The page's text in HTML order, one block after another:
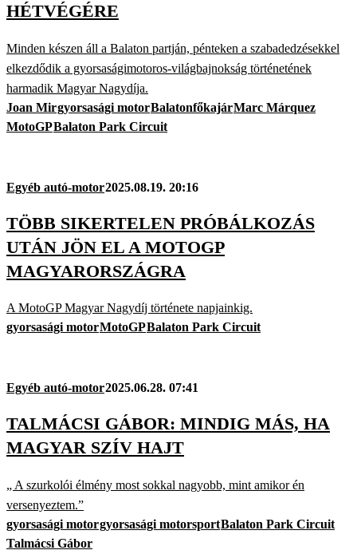
HÉTVÉGÉRE
Minden készen áll a Balaton partján, pénteken a szabadedzésekkel
elkezdődik a gyorsaságimotoros-világbajnokság történetének
harmadik Magyar Nagydíja.
Joan Mirgyorsasági motorBalatonfőkajárMarc Márquez
MotoGPBalaton Park Circuit
Egyéb autó-motor2025.08.19. 20:16
TÖBB SIKERTELEN PRÓBÁLKOZÁS
UTÁN JÖN EL A MOTOGP
MAGYARORSZÁGRA
A MotoGP Magyar Nagydíj története napjainkig.
gyorsasági motorMotoGPBalaton Park Circuit
Egyéb autó-motor2025.06.28. 07:41
TALMÁCSI GÁBOR: MINDIG MÁS, HA
MAGYAR SZÍV HAJT
„ A szurkolói élmény most sokkal nagyobb, mint amikor én
versenyeztem.”
gyorsasági motorgyorsasági motorsportBalaton Park Circuit
Talmácsi Gábor